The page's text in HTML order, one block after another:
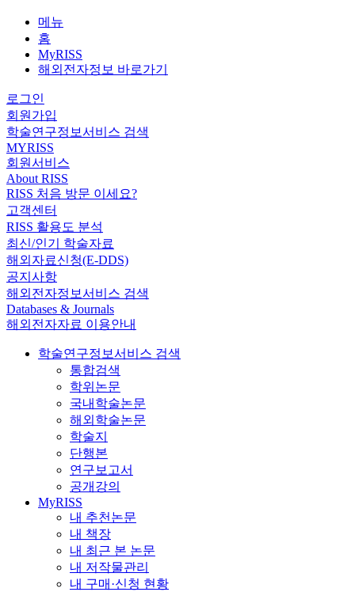
메뉴
홈
MyRISS
해외전자정보 바로가기
로그인
회원가입
학술연구정보서비스 검색
MYRISS
회원서비스
About RISS
RISS 처음 방문 이세요?
고객센터
RISS 활용도 분석
최신/인기 학술자료
해외자료신청(E-DDS)
공지사항
해외전자정보서비스 검색
Databases & Journals
해외전자자료 이용안내
학술연구정보서비스 검색
통합검색
학위논문
국내학술논문
해외학술논문
학술지
단행본
연구보고서
공개강의
MyRISS
내 추천논문
내 책장
내 최근 본 논문
내 저작물관리
내 구매·신청 현황